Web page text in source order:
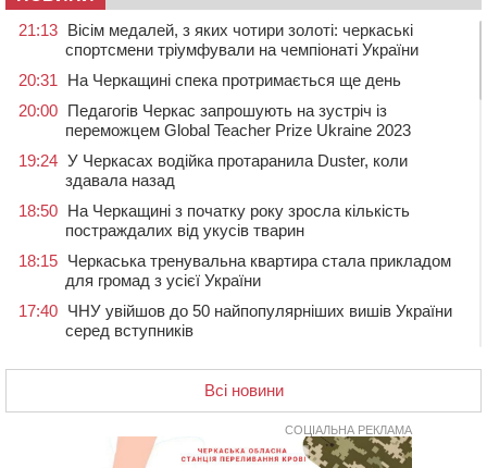
21:13 Вісім медалей, з яких чотири золоті: черкаські
спортсмени тріумфували на чемпіонаті України
20:31
На Черкащині спека протримається ще день
20:00 Педагогів Черкас запрошують на зустріч із
переможцем Global Teacher Prize Ukraine 2023
19:24 У Черкасах водійка протаранила Duster, коли
здавала назад
18:50 На Черкащині з початку року зросла кількість
постраждалих від укусів тварин
18:15 Черкаська тренувальна квартира стала прикладом
для громад з усієї України
17:40 ЧНУ увійшов до 50 найпопулярніших вишів України
серед вступників
контейнерний майданчик
16:32
Без розтину грудної клітки: у Черкасах 75-річній
пацієнтці замінили аортальний клапан
У Черкаському онкоцентрі встановили сонячну
Всі новини
СОЦІАЛЬНА РЕКЛАМА